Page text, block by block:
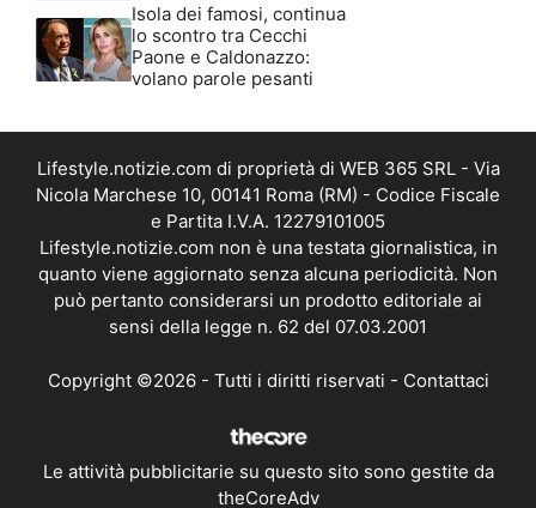
Isola dei famosi, continua
lo scontro tra Cecchi
Paone e Caldonazzo:
volano parole pesanti
Lifestyle.notizie.com di proprietà di WEB 365 SRL - Via
Nicola Marchese 10, 00141 Roma (RM) - Codice Fiscale
e Partita I.V.A. 12279101005
Lifestyle.notizie.com non è una testata giornalistica, in
quanto viene aggiornato senza alcuna periodicità. Non
può pertanto considerarsi un prodotto editoriale ai
sensi della legge n. 62 del 07.03.2001
Copyright ©2026 - Tutti i diritti riservati - Contattaci
Le attività pubblicitarie su questo sito sono gestite da
theCoreAdv